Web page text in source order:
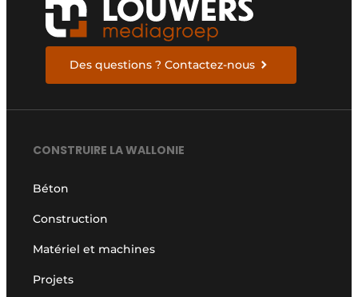
Des questions ? Contactez-nous
CONSTRUIRE LA WALLONIE
Béton
Construction
Matériel et machines
Projets